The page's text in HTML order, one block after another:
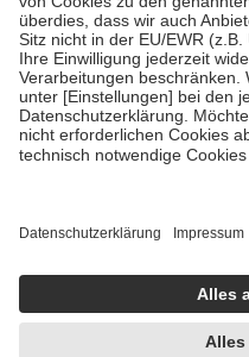
Um das Engagement der
stärken und die besondere
fallenkeine Zuzahlungenan
• Kindern und Jugendlichen
mit Ausnahme der Fahrkosten
• Untersuchungen zur
GKV getragen werden
Einholung von Bewertungen.
getroffen, um sicherzustellen,
handelt. Mehr Informationen
https://help.etrusted.com/hc/